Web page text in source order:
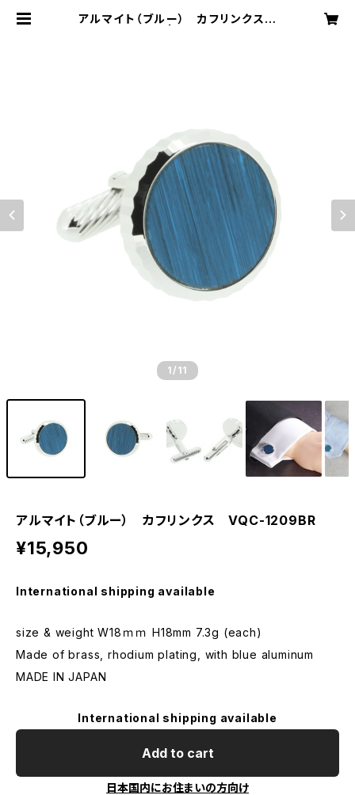
アルマイト（ブルー） カフリンクス
1 /11
アルマイト（ブルー） カフリンクス VQC-1209BR
¥15,950
International shipping available
size & weight W18ｍｍ H18mm 7.3g (each)
Made of brass, rhodium plating, with blue aluminum
MADE IN JAPAN
International shipping available
Add to cart
日本国内にお住まいの方向け